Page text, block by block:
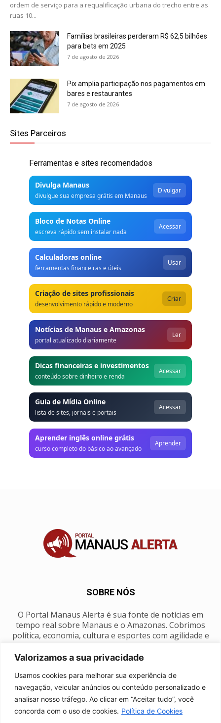
Valorizamos a sua privacidade
Usamos cookies para melhorar sua experiência de
navegação, veicular anúncios ou conteúdo personalizado e
analisar nosso tráfego. Ao clicar em “Aceitar tudo”, você
concorda com o uso de cookies. Política de Cookies
ordem de serviço para a requalificação urbana do trecho entre as
ruas 10...
Famílias brasileiras perderam R$ 62,5 bilhões
para bets em 2025
7 de agosto de 2026
Pix amplia participação nos pagamentos em
bares e restaurantes
7 de agosto de 2026
Sites Parceiros
Ferramentas e sites recomendados
Divulga Manaus
divulgue sua empresa grátis em Manaus
Divulgar
Bloco de Notas Online
escreva rápido sem instalar nada
Acessar
Calculadoras online
ferramentas financeiras e úteis
Usar
Criação de sites profissionais
desenvolvimento rápido e moderno
Criar
Notícias de Manaus e Amazonas
portal atualizado diariamente
Ler
Dicas financeiras e investimentos
conteúdo sobre dinheiro e renda
Acessar
Guia de Mídia Online
lista de sites, jornais e portais
Acessar
Aprender inglês online grátis
curso completo do básico ao avançado
Aprender
SOBRE NÓS
O Portal Manaus Alerta é sua fonte de notícias em
tempo real sobre Manaus e o Amazonas. Cobrimos
política, economia, cultura e esportes com agilidade e
SIGA-NOS